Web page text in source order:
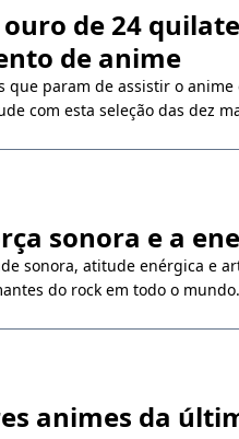
ouro de 24
de anime
que param de assistir o
com esta seleção das dez
sonora e a
sonora, atitude enérgica e
do rock em todo o mundo.
animes da